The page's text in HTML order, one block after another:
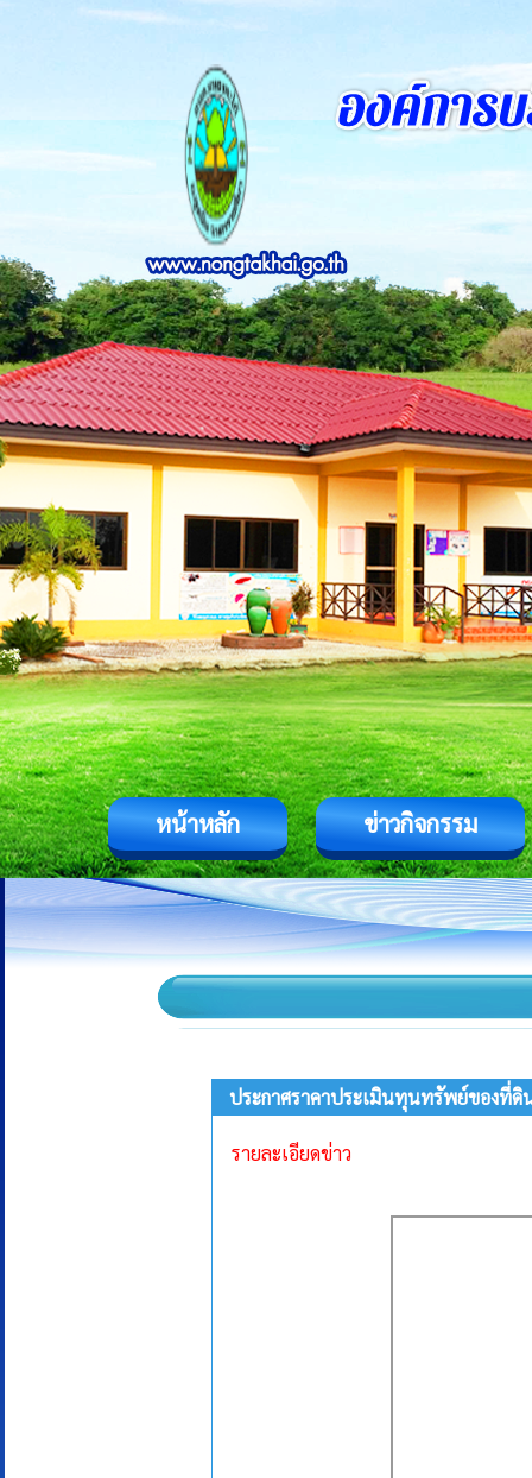
หน้าหลัก ข่าวกิจกรรม
ประกาศราคาประเมินทุนทรัพย์ของที่ดิ
รายละเอียดข่าว